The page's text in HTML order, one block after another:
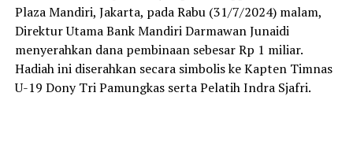
Plaza Mandiri, Jakarta, pada Rabu (31/7/2024) malam,
Direktur Utama Bank Mandiri Darmawan Junaidi
menyerahkan dana pembinaan sebesar Rp 1 miliar.
Hadiah ini diserahkan secara simbolis ke Kapten Timnas
U-19 Dony Tri Pamungkas serta Pelatih Indra Sjafri.